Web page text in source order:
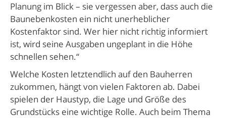
Planung im Blick – sie vergessen aber, dass auch die
Baunebenkosten ein nicht unerheblicher
Kostenfaktor sind. Wer hier nicht richtig informiert
ist, wird seine Ausgaben ungeplant in die Höhe
schnellen sehen.“
Welche Kosten letztendlich auf den Bauherren
zukommen, hängt von vielen Faktoren ab. Dabei
spielen der Haustyp, die Lage und Größe des
Grundstücks eine wichtige Rolle. Auch beim Thema